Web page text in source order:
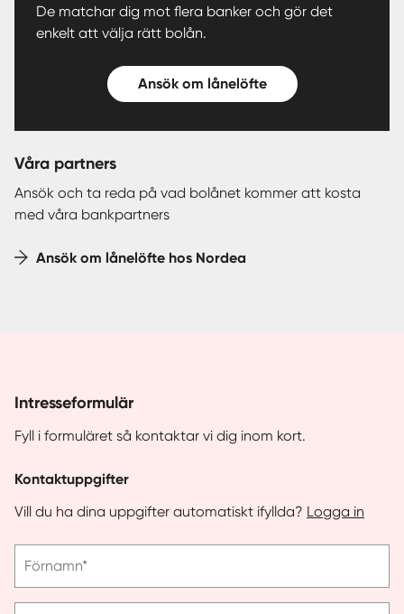
De matchar dig mot flera banker och gör det
enkelt att välja rätt bolån.
Ansök om lånelöfte
Våra partners
Ansök och ta reda på vad bolånet kommer att kosta
med våra bankpartners
Ansök om lånelöfte hos Nordea
Intresseformulär
Fyll i formuläret så kontaktar vi dig inom kort.
Kontaktuppgifter
Vill du ha dina uppgifter automatiskt ifyllda? Logga in
ange
Förnamn*